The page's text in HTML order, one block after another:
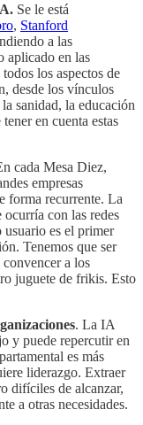
Se le está
, Stanford
a las
aplicado en las
los aspectos de
desde los vínculos
sanidad, la educación
en cuenta estas
cada Mesa Diez,
empresas
forma recurrente. La
ocurría con las redes
usuario es el primer
Tenemos que ser
convencer a los
juguete de frikis. Esto
. La IA
y puede repercutir en
es más
liderazgo. Extraer
difíciles de alcanzar,
a otras necesidades.